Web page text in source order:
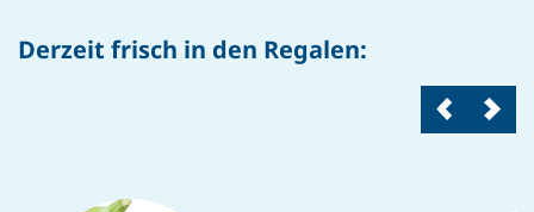
Derzeit frisch in den Regalen: